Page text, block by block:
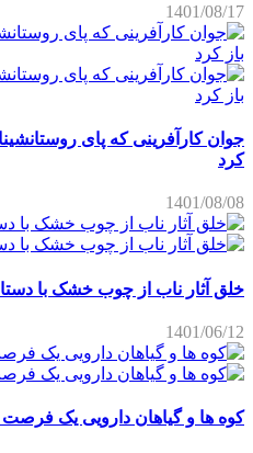
1401/08/17
جوان کارآفرینی که پای
کرد
1401/08/08
خلق آثار ناب از چوب خشک با
1401/06/12
کوه ها و گیاهان دارویی یک